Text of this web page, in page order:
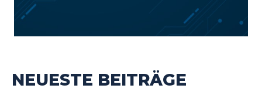
NEUESTE BEITRÄGE